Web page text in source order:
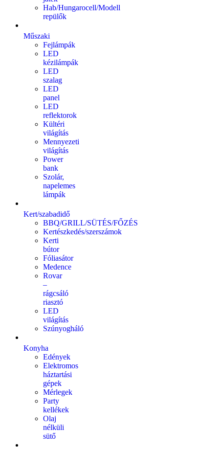
Hab/Hungarocell/Modell
repülők
Műszaki
Fejlámpák
LED
kézilámpák
LED
szalag
LED
panel
LED
reflektorok
Kültéri
világítás
Mennyezeti
világítás
Power
bank
Szolár,
napelemes
lámpák
Kert/szabadidő
BBQ/GRILL/SÜTÉS/FŐZÉS
Kertészkedés/szerszámok
Kerti
bútor
Fóliasátor
Medence
Rovar
–
rágcsáló
riasztó
LED
világítás
Szúnyogháló
Konyha
Edények
Elektromos
háztartási
gépek
Mérlegek
Party
kellékek
Olaj
nélküli
sütő